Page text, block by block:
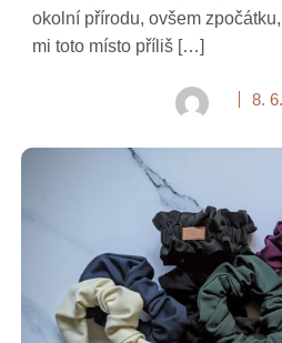
okolní přírodu, ovšem
mi toto místo příliš […]
8.